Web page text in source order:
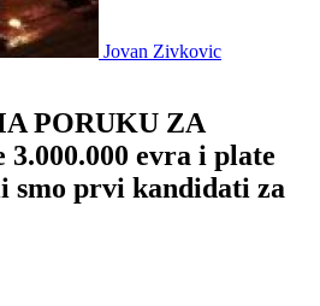
Jovan Zivkovic
PORUKU ZA
evra i plate
smo prvi kandidati za